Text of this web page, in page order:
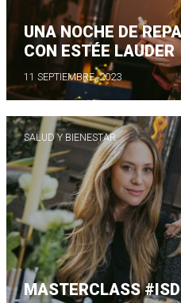
UNA NOCHE DE
CON ESTÉE LAUDER
11 SEPTIEMBRE, 2023
SALUD Y BIENESTAR
MASTERCLASS